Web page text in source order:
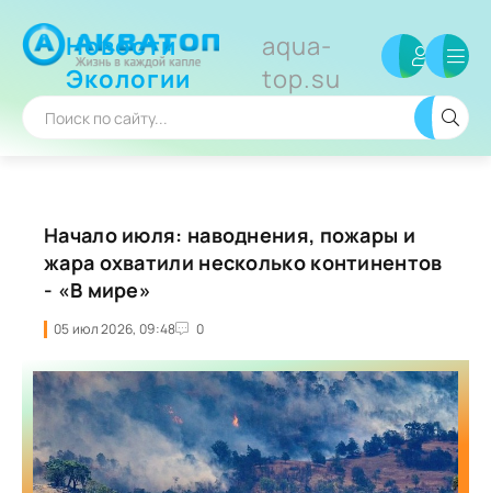
Новости
Экологии
aqua-
top.su
Начало июля: наводнения, пожары и
жара охватили несколько континентов
- «В мире»
05 июл 2026, 09:48 0